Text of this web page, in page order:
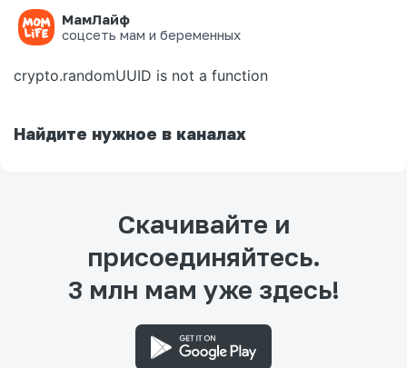
МамЛайф
соцсеть мам и беременных
Ошибка на странице
crypto.randomUUID is not a function
Найдите нужное в каналах
Скачивайте и
присоединяйтесь.
3 млн мам уже здесь!